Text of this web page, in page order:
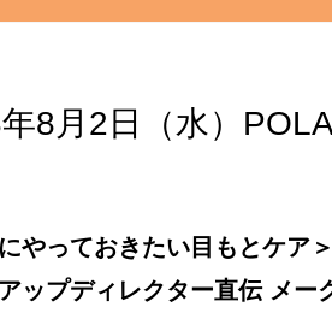
8月2日（水）
やっておきたい目もとケア＞
ップディレクター直伝 メ